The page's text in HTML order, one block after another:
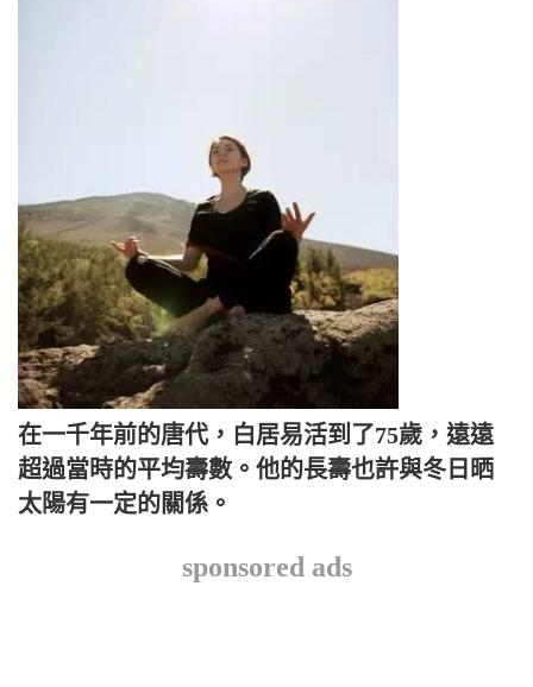
在一千年前的唐代，白居易活到了75歲，遠遠
超過當時的平均壽數。他的長壽也許與冬日晒
太陽有一定的關係。
sponsored ads